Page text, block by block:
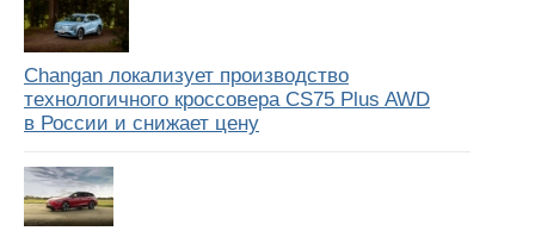
Changan локализует производство
технологичного кроссовера CS75 Plus AWD
в России и снижает цену